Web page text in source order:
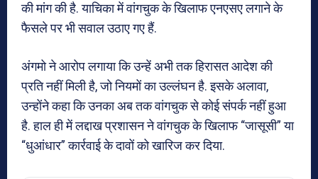
की मांग की है. याचिका में वांगचुक के खिलाफ एनएसए लगाने के
फैसले पर भी सवाल उठाए गए हैं.
अंगमो ने आरोप लगाया कि उन्हें अभी तक हिरासत आदेश की
प्रति नहीं मिली है, जो नियमों का उल्लंघन है. इसके अलावा,
उन्होंने कहा कि उनका अब तक वांगचुक से कोई संपर्क नहीं हुआ
है. हाल ही में लद्दाख प्रशासन ने वांगचुक के खिलाफ “जासूसी” या
“धुआंधार” कार्रवाई के दावों को खारिज कर दिया.